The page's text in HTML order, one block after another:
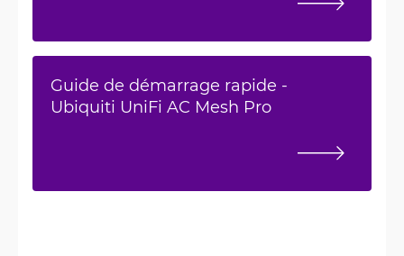
Guide de démarrage rapide -
Ubiquiti UniFi AC Mesh Pro